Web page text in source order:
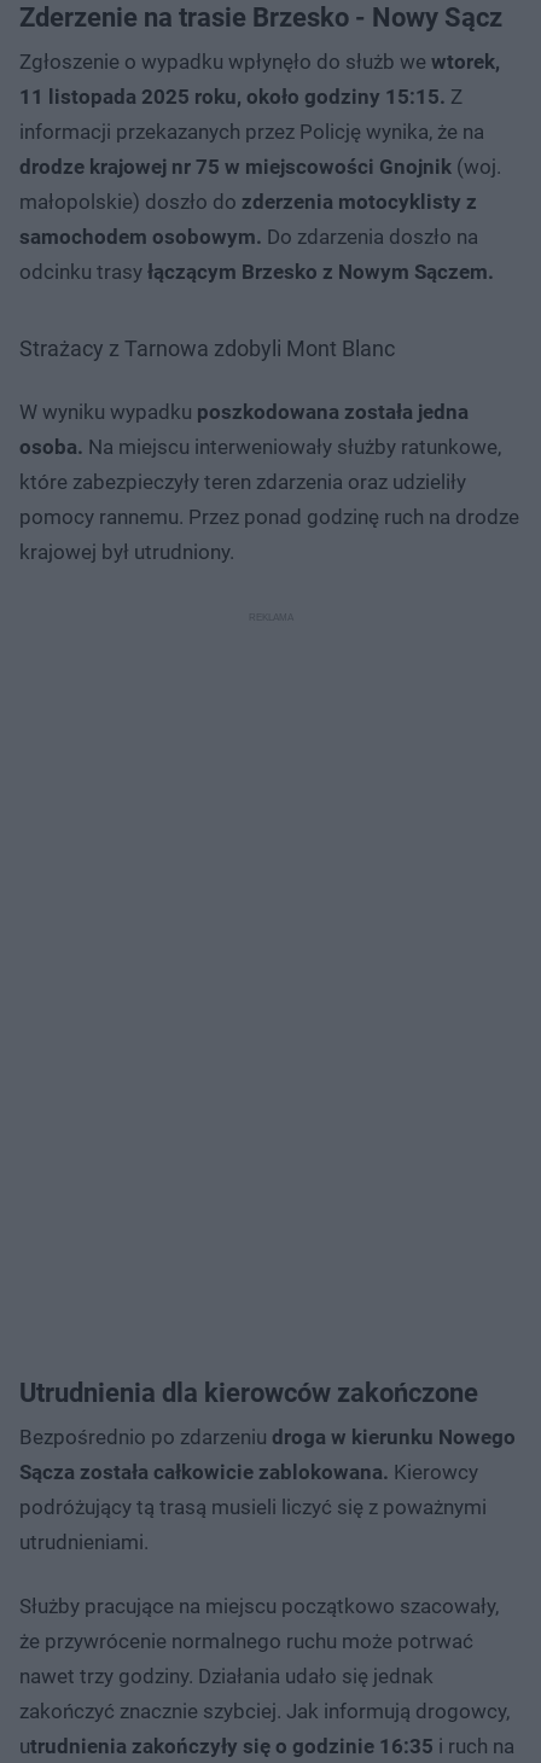
Zderzenie na trasie Brzesko - Nowy Sącz
Zgłoszenie o wypadku wpłynęło do służb we wtorek,
11 listopada 2025 roku, około godziny 15:15. Z
informacji przekazanych przez Policję wynika, że na
drodze krajowej nr 75 w miejscowości Gnojnik (woj.
małopolskie) doszło do zderzenia motocyklisty z
samochodem osobowym. Do zdarzenia doszło na
odcinku trasy łączącym Brzesko z Nowym Sączem.
Strażacy z Tarnowa zdobyli Mont Blanc
W wyniku wypadku poszkodowana została jedna
osoba. Na miejscu interweniowały służby ratunkowe,
które zabezpieczyły teren zdarzenia oraz udzieliły
pomocy rannemu. Przez ponad godzinę ruch na drodze
krajowej był utrudniony.
Utrudnienia dla kierowców zakończone
Bezpośrednio po zdarzeniu droga w kierunku Nowego
Sącza została całkowicie zablokowana. Kierowcy
podróżujący tą trasą musieli liczyć się z poważnymi
utrudnieniami.
Służby pracujące na miejscu początkowo szacowały,
że przywrócenie normalnego ruchu może potrwać
nawet trzy godziny. Działania udało się jednak
zakończyć znacznie szybciej. Jak informują drogowcy,
utrudnienia zakończyły się o godzinie 16:35 i ruch na